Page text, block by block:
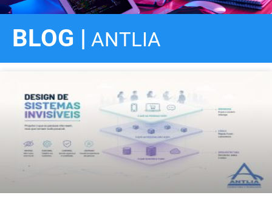
BLOG | ANTLIA